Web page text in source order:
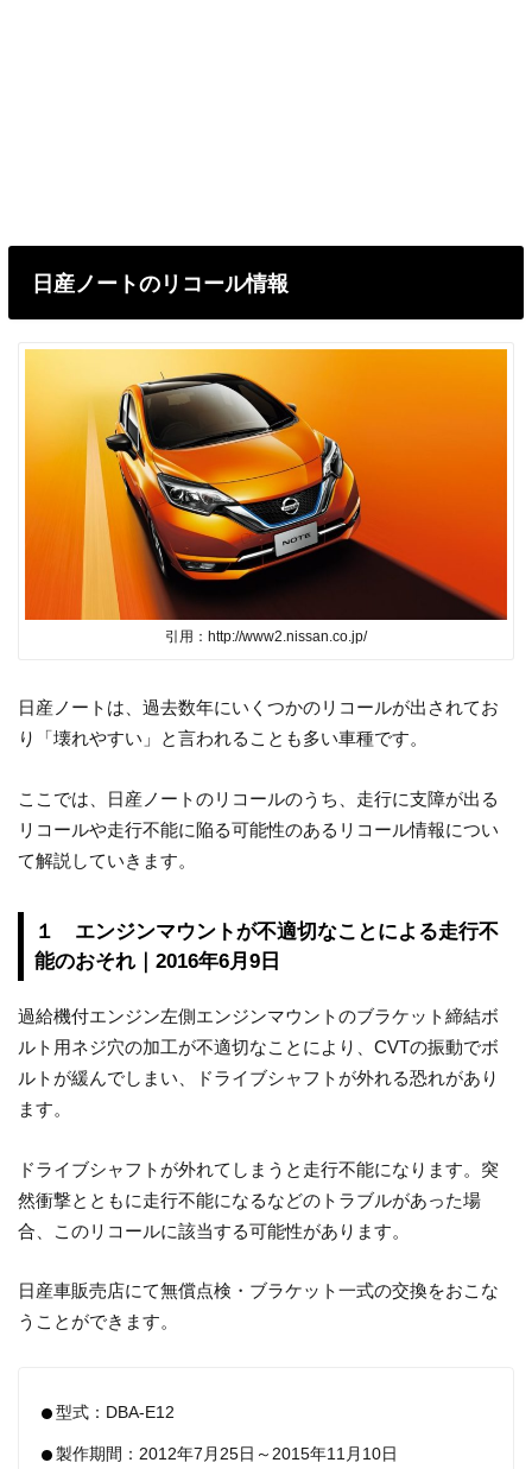
日産ノートのリコール情報
引用：http://www2.nissan.co.jp/
日産ノートは、過去数年にいくつかのリコールが出されてお
り「壊れやすい」と言われることも多い車種です。
ここでは、日産ノートのリコールのうち、走行に支障が出る
リコールや走行不能に陥る可能性のあるリコール情報につい
て解説していきます。
１ エンジンマウントが不適切なことによる走行不
能のおそれ｜2016年6月9日
過給機付エンジン左側エンジンマウントのブラケット締結ボ
ルト用ネジ穴の加工が不適切なことにより、CVTの振動でボ
ルトが緩んでしまい、ドライブシャフトが外れる恐れがあり
ます。
ドライブシャフトが外れてしまうと走行不能になります。突
然衝撃とともに走行不能になるなどのトラブルがあった場
合、このリコールに該当する可能性があります。
日産車販売店にて無償点検・ブラケット一式の交換をおこな
うことができます。
型式：DBA-E12
製作期間：2012年7月25日～2015年11月10日